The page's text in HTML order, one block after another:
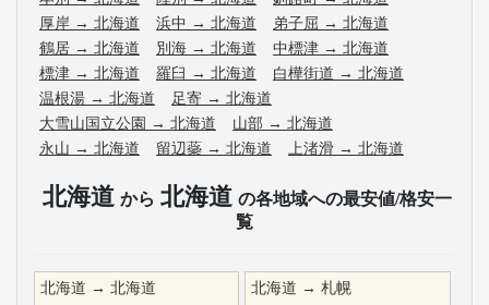
厚岸 → 北海道 浜中 → 北海道 弟子屈 → 北海道
鶴居 → 北海道 別海 → 北海道 中標津 → 北海道
標津 → 北海道 羅臼 → 北海道 白樺街道 → 北海道
温根湯 → 北海道 足寄 → 北海道
大雪山国立公園 → 北海道 山部 → 北海道
永山 → 北海道 留辺蘂 → 北海道 上渚滑 → 北海道
北海道 から 北海道 の各地域への最安値/格安一
覧
北海道 → 北海道 北海道 →札幌